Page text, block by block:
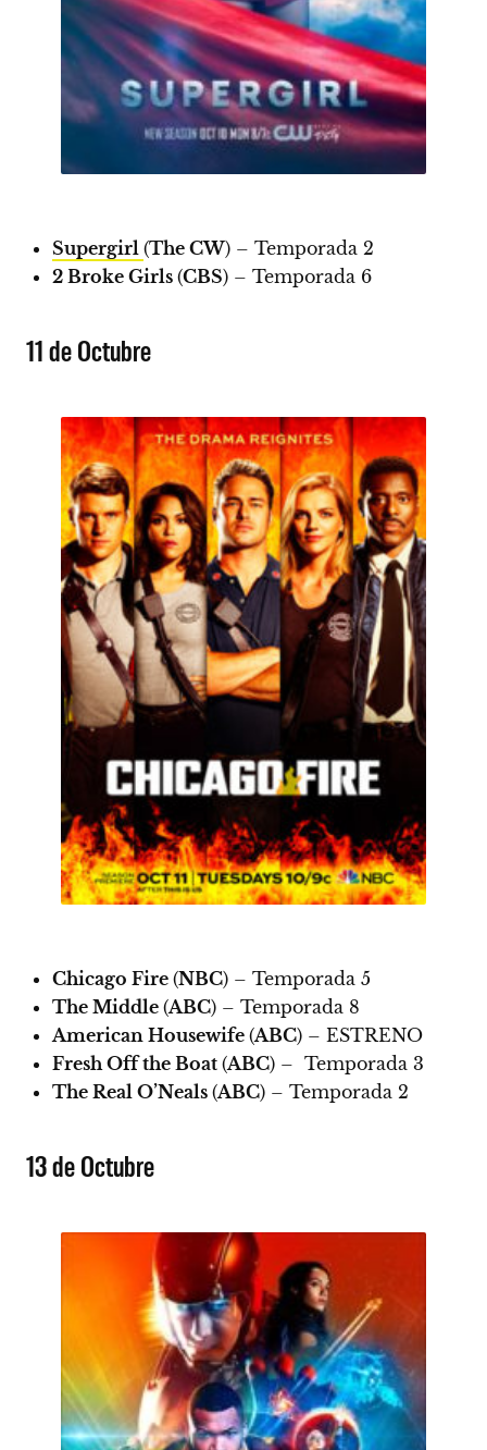
Supergirl (The CW) – Temporada 2
2 Broke Girls (CBS) – Temporada 6
11 de Octubre
Chicago Fire (NBC) – Temporada 5
The Middle (ABC) – Temporada 8
American Housewife (ABC) – ESTRENO
Fresh Off the Boat (ABC) – Temporada 3
The Real O’Neals (ABC) – Temporada 2
13 de Octubre